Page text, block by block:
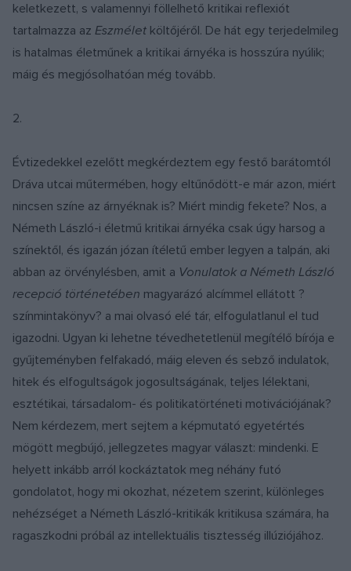
keletkezett, s valamennyi föllelhető kritikai reflexiót
tartalmazza az Eszmélet költőjéről. De hát egy terjedelmileg
is hatalmas életműnek a kritikai árnyéka is hosszúra nyúlik;
máig és megjósolhatóan még tovább.
2.
Évtizedekkel ezelőtt megkérdeztem egy festő barátomtól
Dráva utcai műtermében, hogy eltűnődött-e már azon, miért
nincsen színe az árnyéknak is? Miért mindig fekete? Nos, a
Németh László-i életmű kritikai árnyéka csak úgy harsog a
színektől, és igazán józan ítéletű ember legyen a talpán, aki
abban az örvénylésben, amit a Vonulatok a Németh László
recepció történetében magyarázó alcímmel ellátott ?
színmintakönyv? a mai olvasó elé tár, elfogulatlanul el tud
igazodni. Ugyan ki lehetne tévedhetetlenül megítélő bírója e
gyűjteményben felfakadó, máig eleven és sebző indulatok,
hitek és elfogultságok jogosultságának, teljes lélektani,
esztétikai, társadalom- és politikatörténeti motivációjának?
Nem kérdezem, mert sejtem a képmutató egyetértés
mögött megbújó, jellegzetes magyar választ: mindenki. E
helyett inkább arról kockáztatok meg néhány futó
gondolatot, hogy mi okozhat, nézetem szerint, különleges
nehézséget a Németh László-kritikák kritikusa számára, ha
ragaszkodni próbál az intellektuális tisztesség illúziójához.